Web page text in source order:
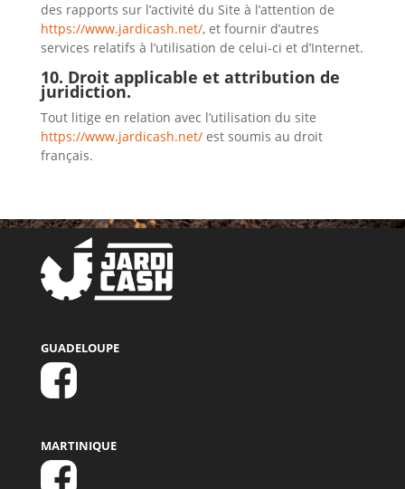
des rapports sur l’activité du Site à l’attention de
https://www.jardicash.net/, et fournir d’autres
services relatifs à l’utilisation de celui-ci et d’Internet.
10. Droit applicable et attribution de
juridiction.
Tout litige en relation avec l’utilisation du site
https://www.jardicash.net/est soumis au droit
français.
GUADELOUPE
MARTINIQUE